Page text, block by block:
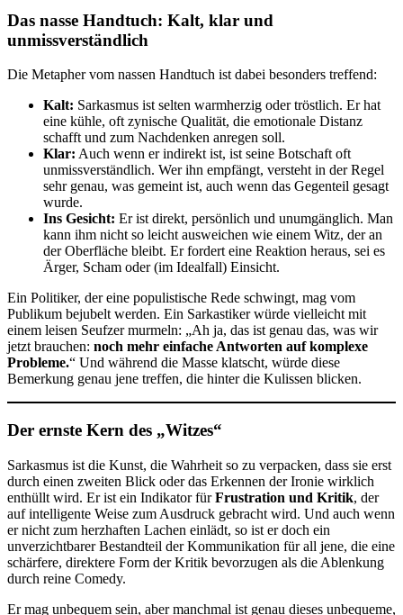
Das nasse Handtuch: Kalt, klar und
unmissverständlich
Die Metapher vom nassen Handtuch ist dabei besonders treffend:
Kalt: Sarkasmus ist selten warmherzig oder tröstlich. Er hat
eine kühle, oft zynische Qualität, die emotionale Distanz
schafft und zum Nachdenken anregen soll.
Klar: Auch wenn er indirekt ist, ist seine Botschaft oft
unmissverständlich. Wer ihn empfängt, versteht in der Regel
sehr genau, was gemeint ist, auch wenn das Gegenteil gesagt
wurde.
Ins Gesicht: Er ist direkt, persönlich und unumgänglich. Man
kann ihm nicht so leicht ausweichen wie einem Witz, der an
der Oberfläche bleibt. Er fordert eine Reaktion heraus, sei es
Ärger, Scham oder (im Idealfall) Einsicht.
Ein Politiker, der eine populistische Rede schwingt, mag vom
Publikum bejubelt werden. Ein Sarkastiker würde vielleicht mit
einem leisen Seufzer murmeln: „Ah ja, das ist genau das, was wir
jetzt brauchen: noch mehr einfache Antworten auf komplexe
Probleme.“ Und während die Masse klatscht, würde diese
Bemerkung genau jene treffen, die hinter die Kulissen blicken.
Der ernste Kern des „Witzes“
Sarkasmus ist die Kunst, die Wahrheit so zu verpacken, dass sie erst
durch einen zweiten Blick oder das Erkennen der Ironie wirklich
enthüllt wird. Er ist ein Indikator fürFrustration und Kritik, der
auf intelligente Weise zum Ausdruck gebracht wird. Und auch wenn
er nicht zum herzhaften Lachen einlädt, so ist er doch ein
unverzichtbarer Bestandteil der Kommunikation für all jene, die eine
schärfere, direktere Form der Kritik bevorzugen als die Ablenkung
durch reine Comedy.
Er mag unbequem sein, aber manchmal ist genau dieses unbequeme,